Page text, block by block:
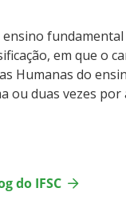
em que o
Humanas do
ou duas vezes por
do IFSC